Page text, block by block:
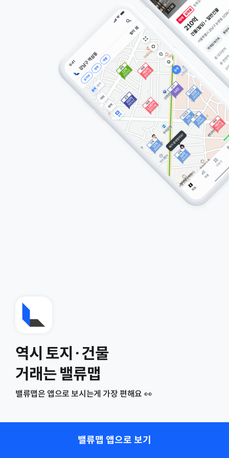
역시 토지·건물
거래는 밸류맵
밸류맵은 앱으로 보시는게 가장 편해요 👀
밸류맵 앱으로 보기